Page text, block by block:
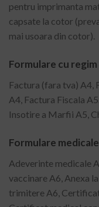
pentru imprimanta
capsate la cotor
mai usoara din cotor).
Formulare cu regim
Factura (fara tva) A4,
A4, Factura Fiscala
Insotire a Marfii A5,
Formulare medicale
Adeverinte medicale
vaccinare A6, Anexa
trimitere A6,